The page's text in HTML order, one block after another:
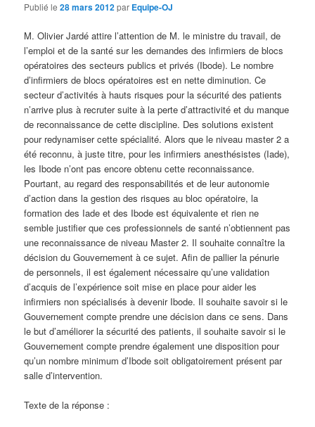
s
a
r
t
i
c
l
e
s
Publié le28 mars 2012par Equipe-OJ
M. Olivier Jardé attire l’attention de M. le ministre du travail, de
l’emploi et de la santé sur les demandes des infirmiers de blocs
opératoires des secteurs publics et privés (Ibode). Le nombre
d’infirmiers de blocs opératoires est en nette diminution. Ce
secteur d’activités à hauts risques pour la sécurité des patients
n’arrive plus à recruter suite à la perte d’attractivité et du manque
de reconnaissance de cette discipline. Des solutions existent
pour redynamiser cette spécialité. Alors que le niveau master 2 a
été reconnu, à juste titre, pour les infirmiers anesthésistes (Iade),
les Ibode n’ont pas encore obtenu cette reconnaissance.
Pourtant, au regard des responsabilités et de leur autonomie
d’action dans la gestion des risques au bloc opératoire, la
formation des Iade et des Ibode est équivalente et rien ne
semble justifier que ces professionnels de santé n’obtiennent pas
une reconnaissance de niveau Master 2. Il souhaite connaître la
décision du Gouvernement à ce sujet. Afin de pallier la pénurie
de personnels, il est également nécessaire qu’une validation
d’acquis de l’expérience soit mise en place pour aider les
infirmiers non spécialisés à devenir Ibode. Il souhaite savoir si le
Gouvernement compte prendre une décision dans ce sens. Dans
le but d’améliorer la sécurité des patients, il souhaite savoir si le
Gouvernement compte prendre également une disposition pour
qu’un nombre minimum d’Ibode soit obligatoirement présent par
salle d’intervention.
Texte de la réponse :